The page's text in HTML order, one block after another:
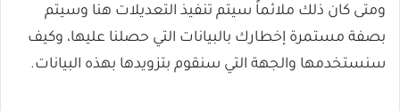
ومتى كان ذلك ملائماً سيتم تنفيذ التعديلات هنا وسيتم
بصفة مستمرة إخطارك بالبيانات التي حصلنا عليها، وكيف
سنستخدمها والجهة التي سنقوم بتزويدها بهذه البيانات.